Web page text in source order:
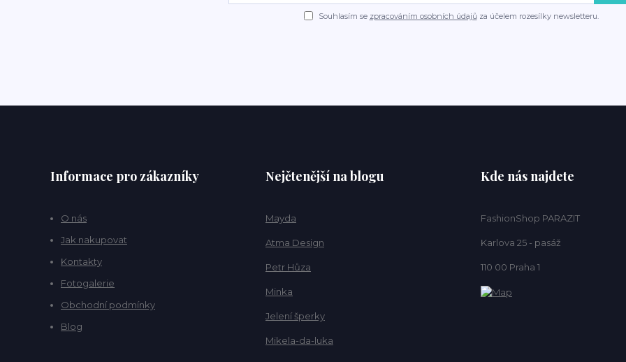
Souhlasím se zpracováním osobních údajůza účelem rozesílky newsletteru.
Informace pro zákazníky
O nás
Jak nakupovat
Kontakty
Fotogalerie
Obchodní podmínky
Blog
Nejčtenější na blogu
Mayda
Atma Design
Petr Hůza
Minka
Jelení šperky
Mikela-da-luka
Kde nás najdete
FashionShop PARAZIT
Karlova 25 - pasáž
110 00 Praha 1